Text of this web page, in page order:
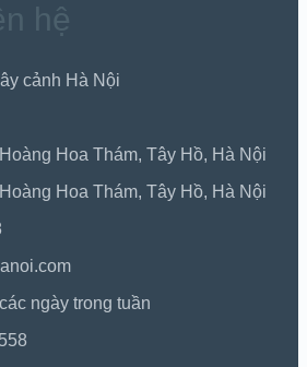
hệ
cảnh Hà Nội
Hoa Thám, Tây Hồ, Hà Nội
Hoa Thám, Tây Hồ, Hà Nội
ngày trong tuần